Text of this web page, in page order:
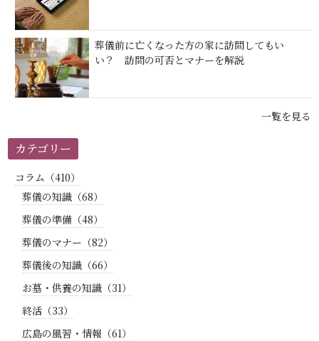
葬儀前に亡くなった方の家に訪問してもい
い？ 訪問の可否とマナーを解説
一覧を見る
カテゴリー
コラム（410）
葬儀の知識（68）
葬儀の準備（48）
葬儀のマナー（82）
葬儀後の知識（66）
お墓・供養の知識（31）
終活（33）
広島の風習・情報（61）